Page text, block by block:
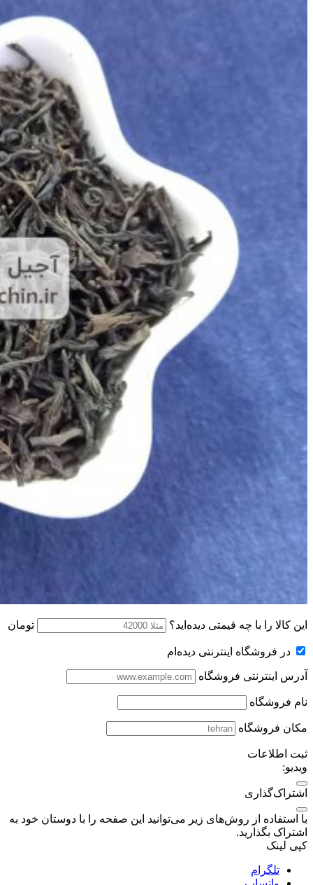
این کالا را با چه قیمتی دیده‌اید؟ تومان
در فروشگاه اینترنتی دیده‌ام
آدرس اینترنتی فروشگاه
نام فروشگاه
مکان فروشگاه
ثبت اطلاعات
ویدیو:
اشتراک‌گذاری
با استفاده از روش‌های زیر می‌توانید این صفحه را با دوستان خود به
اشتراک بگذارید.
کپی لینک
تلگرام